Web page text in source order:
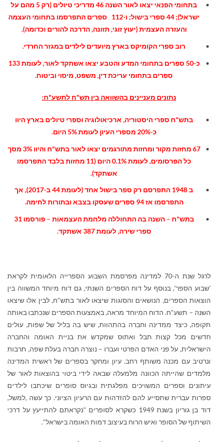
בתחומי הפנאי יצאו לאור השנה
46 מדריכי טיולים (רק 5 מהם על
ישראל); 44 ספרי בישול; ו-112 ספרים התפרסמו בתחומי העצמה
והעזרה העצמית (יעוץ זוגי, תזונה, הדרכה להורים וכדומה).
רוב ספרי הקומיקס בארץ מיועדים לילדים במגזר החרדי.
כ-50 ספרים בתחומי המדע והטבע יצאו אשתקד לאור, לעומת 133
ספרים בתחומי עריכת דין, משפט, מיסוי וביטוח.
נתונים מעניינים בהשוואה בין תש"ח לתשע"ח:
בתש"ח ספרי היסטוריה, ארכיאולוגיה וספרי טיולים בארץ היוו
כ-20% מספרי העיון לעומת 5% היום.
67 מחזות מקור ומחזות מתורגמים יצאו לאור בתש"ח והיוו 3% מסך
כל הפרסומים, לעומת 0.1% היום (11 מחזות בלבד התפרסמו
אשתקד).
ב 1948 התפרסם רק ספר בישול אחד (לעומת 44 ב-2017), אך
התפרסמו אז 94 ספרים שעסקו בצבא ובתורות לחימה.
בתש"ח – השנה בה התחוללה מלחמת העצמאות –
פורסמו 31
ספרי שירה, לעומת 387 אשתקד.
לרגל שנת ה-70 למדינה מפרסמת השבוע הספרייה הלאומית לקראת
'שבוע הספר', בנוסף על דוח הספרים השנתי, גם דוח מיוחד המשווה בין
הוצאות הספרים, הנושאים והסוגות שיצאו לאור בתש"ח, לבין אלו שיצאו
השנה – תשע"ח. הדוח המיוחד מראה, באמצעות הספרים שנכתבו באותה
תקופה, כיצד ממדינה וחברה בהתהוות, שיש בה בליל של שפות, עולים
חדשים מכל קצות תבל ואתוס שמקדש את בניית האומה והחברה
הישראלית, על פני האדם הפרטי ועברו – נוצרה חברה בעלת שפה, תרבות
ונרטיב עם מכנה משותף רחב. עיון ומחקר בספרים של ראשית המדינה
מלמדים שהייתה הכוונה מלמעלה שבאה לידי ביטוי בהוצאות לאור של
עיתונים וספרים המשויכים מפלגתית ובגיוס סופרים שיכתבו לילדים
ספרות עברית שתסייע להם להזדהות עם הרעיון הציוני. כך עשה ,למשל,
דוד בן גוריון בשנת 1949 כשקרא לסופרים "נקראתם להתייעץ על דרכי
השיתוף של הסופר ואיש הרוח בעיצוב דמות האומה בישראל".